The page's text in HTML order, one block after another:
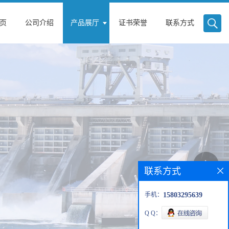
公司介绍 产品展厅 证书荣誉 联系方式
联系方式
手机： 15803295639
Q Q：